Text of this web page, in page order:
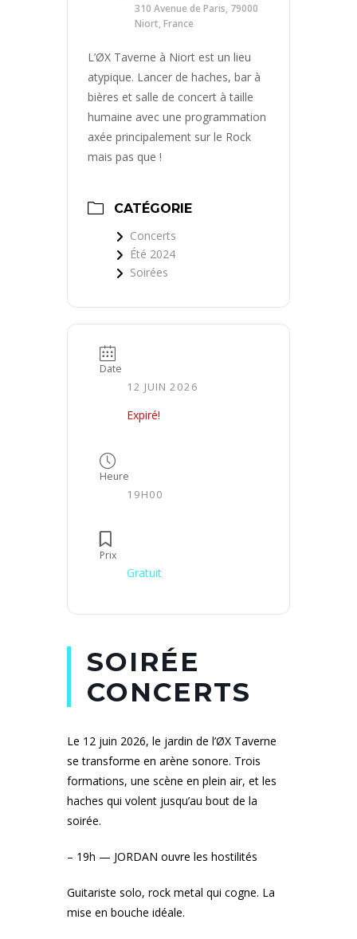
310 Avenue de Paris, 79000
Niort, France
L’ØX Taverne à Niort est un lieu
atypique. Lancer de haches, bar à
bières et salle de concert à taille
humaine avec une programmation
axée principalement sur le Rock
mais pas que !
CATÉGORIE
Concerts
Été 2024
Soirées
Date
12 JUIN 2026
Expiré!
Heure
19H00
Prix
Gratuit
SOIRÉE
CONCERTS
Le 12 juin 2026, le jardin de l’ØX Taverne
se transforme en arène sonore. Trois
formations, une scène en plein air, et les
haches qui volent jusqu’au bout de la
soirée.
– 19h — JORDAN ouvre les hostilités
Guitariste solo, rock metal qui cogne. La
mise en bouche idéale.